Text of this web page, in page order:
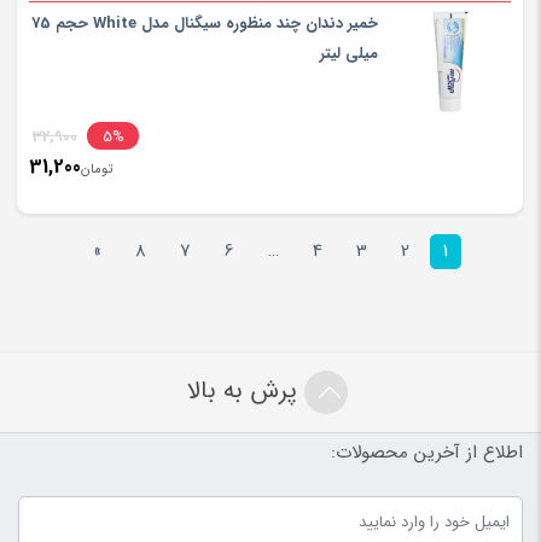
خمیر دندان چند منظوره سیگنال مدل White حجم 75
میلی لیتر
5%
32,900
تومان31,200
1
2
3
4
…
6
7
8
»
پرش به بالا
اطلاع از آخرین محصولات: